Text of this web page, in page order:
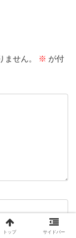
せん。 ※ が付
トップ サイドバー